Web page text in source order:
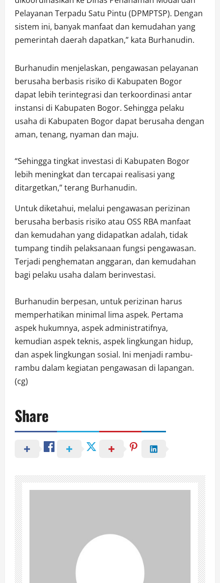
Pelayanan Terpadu Satu Pintu (DPMPTSP). Dengan
sistem ini, banyak manfaat dan kemudahan yang
pemerintah daerah dapatkan,” kata Burhanudin.
Burhanudin menjelaskan, pengawasan pelayanan
berusaha berbasis risiko di Kabupaten Bogor
dapat lebih terintegrasi dan terkoordinasi antar
instansi di Kabupaten Bogor. Sehingga pelaku
usaha di Kabupaten Bogor dapat berusaha dengan
aman, tenang, nyaman dan maju.
“Sehingga tingkat investasi di Kabupaten Bogor
lebih meningkat dan tercapai realisasi yang
ditargetkan,” terang Burhanudin.
Untuk diketahui, melalui pengawasan perizinan
berusaha berbasis risiko atau OSS RBA manfaat
dan kemudahan yang didapatkan adalah, tidak
tumpang tindih pelaksanaan fungsi pengawasan.
Terjadi penghematan anggaran, dan kemudahan
bagi pelaku usaha dalam berinvestasi.
Burhanudin berpesan, untuk perizinan harus
memperhatikan minimal lima aspek. Pertama
aspek hukumnya, aspek administratifnya,
kemudian aspek teknis, aspek lingkungan hidup,
dan aspek lingkungan sosial. Ini menjadi rambu-
rambu dalam kegiatan pengawasan di lapangan.
(cg)
Share